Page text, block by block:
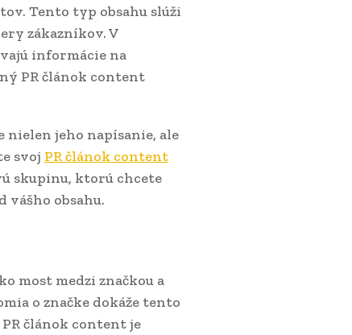
Tento typ obsahu slúži
zákazníkov. V
informácie na
PR článok content
nielen jeho napísanie, ale
svoj PR článok content
skupinu, ktorú chcete
obsahu.
most medzi značkou a
o značke dokáže tento
článok content je